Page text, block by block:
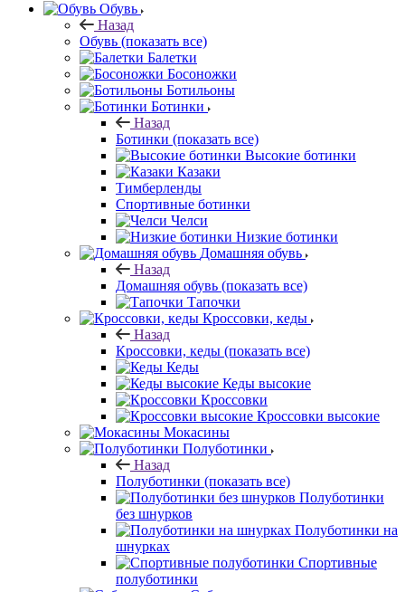
Обувь
Назад
Обувь (показать все)
Балетки
Босоножки
Ботильоны
Ботинки
Назад
Ботинки (показать все)
Высокие ботинки
Казаки
Тимберленды
Спортивные ботинки
Челси
Низкие ботинки
Домашняя обувь
Назад
Домашняя обувь (показать все)
Тапочки
Кроссовки, кеды
Назад
Кроссовки, кеды (показать все)
Кеды
Кеды высокие
Кроссовки
Кроссовки высокие
Мокасины
Полуботинки
Назад
Полуботинки (показать все)
Полуботинки
без шнурков
Полуботинки на
шнурках
Спортивные
полуботинки